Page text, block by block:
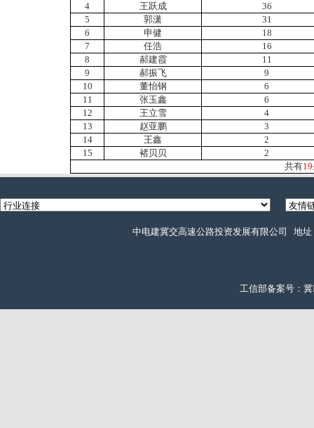
4
王跃成
36
5
郭潇
31
6
申健
18
7
任浩
16
8
郝建霞
11
9
郝振飞
9
10
董怡钢
6
11
张玉鑫
6
12
王立雪
4
13
赵亚鹏
3
14
王鑫
2
15
褚贝贝
2
共有19
中电建冀交高速公路投资发展有限公司 地
工信部备案号：